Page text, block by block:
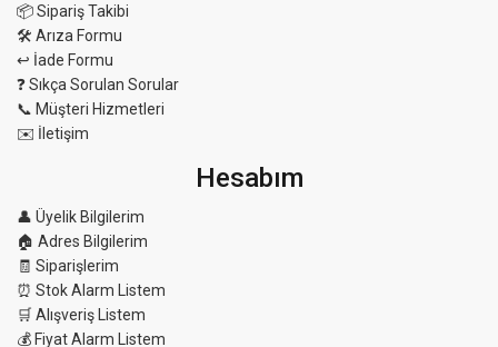
📦 Sipariş Takibi
🛠 Arıza Formu
↩️ İade Formu
❓ Sıkça Sorulan Sorular
📞 Müşteri Hizmetleri
✉️ İletişim
Hesabım
👤 Üyelik Bilgilerim
🏠 Adres Bilgilerim
🧾 Siparişlerim
⏰ Stok Alarm Listem
🛒 Alışveriş Listem
💰 Fiyat Alarm Listem